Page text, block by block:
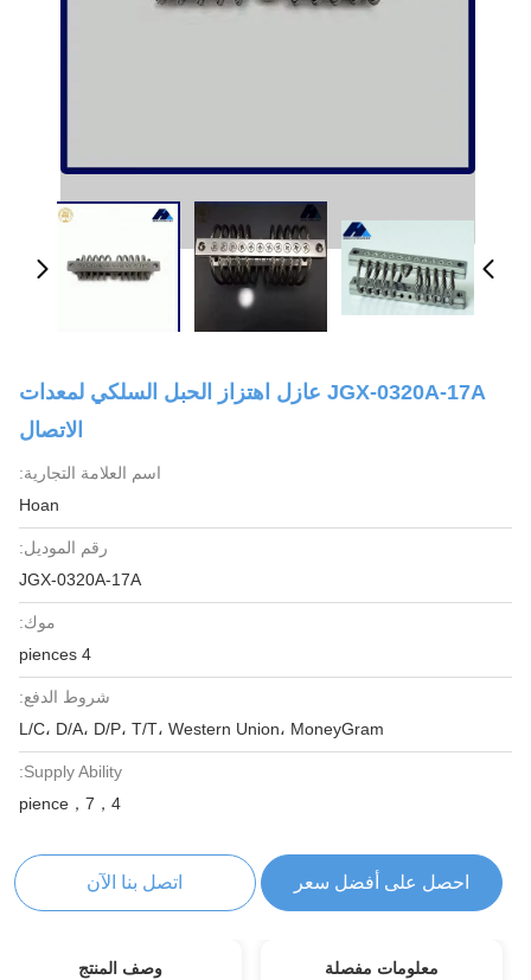
JGX-0320A-17A عازل اهتزاز الحبل السلكي لمعدات
الاتصال
اسم العلامة التجارية:
Hoan
رقم الموديل:
JGX-0320A-17A
موك:
4 piences
شروط الدفع:
L/C، D/A، D/P، T/T، Western Union، MoneyGram
Supply Ability:
4，pience，7
احصل على أفضل سعر اتصل بنا الآن
معلومات مفصلة وصف المنتج